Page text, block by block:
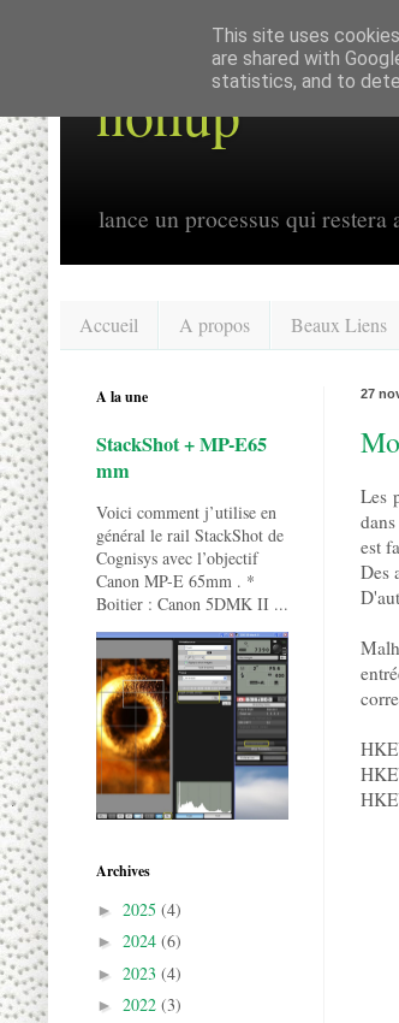
nohup
lance un processus qui
Accueil A propos Beaux Liens
27
Les
est
Des
A la une
StackShot + MP-E65
mm
Voici comment j’utilise en
général le rail StackShot de
Cognisys avec l’objectif
Canon MP-E 65mm . *
Boitier : Canon 5DMK II ...
Archives
► 2025 (4)
► 2024 (6)
► 2023 (4)
► 2022 (3)
This site uses
are shared with
statistics, and to